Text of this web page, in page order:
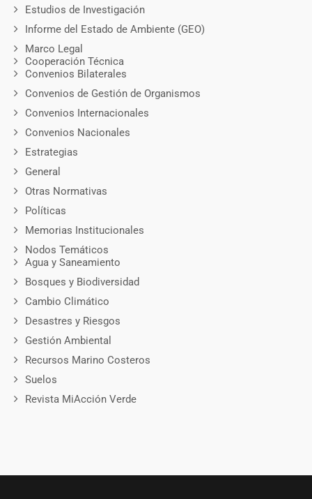
Estudios de Investigación
Informe del Estado de Ambiente (GEO)
Marco Legal
Cooperación Técnica
Convenios Bilaterales
Convenios de Gestión de Organismos
Convenios Internacionales
Convenios Nacionales
Estrategias
General
Otras Normativas
Políticas
Memorias Institucionales
Nodos Temáticos
Agua y Saneamiento
Bosques y Biodiversidad
Cambio Climático
Desastres y Riesgos
Gestión Ambiental
Recursos Marino Costeros
Suelos
Revista MiAcción Verde